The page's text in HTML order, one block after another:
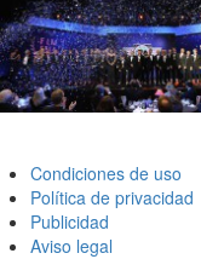
Condiciones de uso
Política de privacidad
Publicidad
Aviso legal